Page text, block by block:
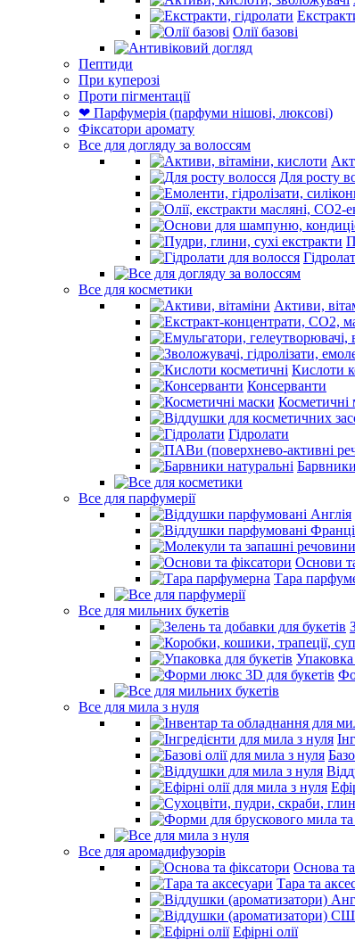
Олії базові
Пептиди
При куперозі
Проти пігментації
❤ Парфумерія (парфуми нішові, люксові)
Фіксатори аромату
Все для догляду за волоссям
Для росту
Все для косметики
Активи,
Кислоти
Консерванти
Косметичні
Гідролати
Все для парфумерії
Основи
Тара
Все для мильних букетів
Упаковка
Все для мила з нуля
Все для аромадифузорів
Основа
Тара та
Ефірні олії